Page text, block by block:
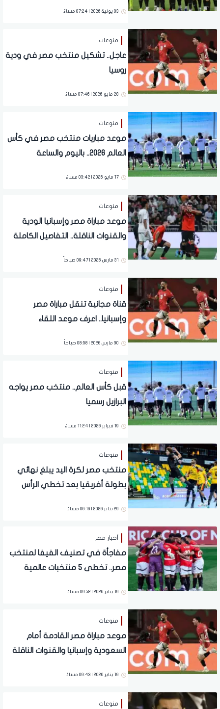
03 يونية 2026 | 07:24 مساءً
منوعات
عاجل.. تشكيل منتخب مصر في ودية
روسيا
28 مايو 2026 | 07:46 مساءً
منوعات
موعد مباريات منتخب مصر في كأس
العالم 2026.. باليوم والساعة
17 مايو 2026 | 03:42 مساءً
منوعات
موعد مباراة مصر وإسبانيا الودية
والقنوات الناقلة.. التفاصيل الكاملة
31 مارس 2026 | 09:47 صباحاً
منوعات
قناة مجانية تنقل مباراة مصر
وإسبانيا.. اعرف موعد اللقاء
30 مارس 2026 | 08:58 صباحاً
منوعات
قبل كأس العالم.. منتخب مصر يواجه
البرازيل رسميا
19 فبراير 2026 | 11:24 مساءً
منوعات
منتخب مصر لكرة اليد يبلغ نهائي
بطولة أفريقيا بعد تخطي الرأس
29 يناير 2026 | 06:16 مساءً
أخبار مصر
مفاجأة في تصنيف الفيفا لمنتخب
مصر.. تخطى 5 منتخبات عالمية
19 يناير 2026 | 09:52 مساءً
منوعات
موعد مباراة مصر القادمة أمام
السعودية وإسبانيا والقنوات الناقلة
19 يناير 2026 | 09:43 مساءً
منوعات